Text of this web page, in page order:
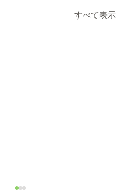
すべて表示